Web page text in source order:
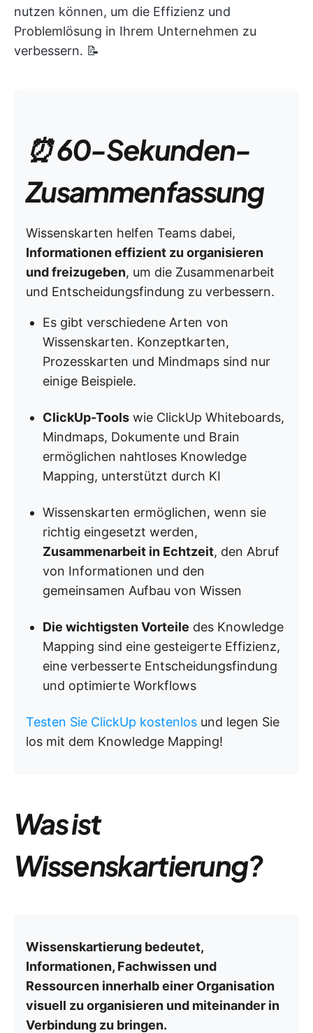
nutzen können, um die Effizienz und
Problemlösung in Ihrem Unternehmen zu
verbessern. 📝
⏰ 60-Sekunden-
Zusammenfassung
Wissenskarten helfen Teams dabei,
Informationen effizient zu organisieren
und freizugeben, um die Zusammenarbeit
und Entscheidungsfindung zu verbessern.
Es gibt verschiedene Arten von
Wissenskarten. Konzeptkarten,
Prozesskarten und Mindmaps sind nur
einige Beispiele.
ClickUp-Tools wie ClickUp Whiteboards,
Mindmaps, Dokumente und Brain
ermöglichen nahtloses Knowledge
Mapping, unterstützt durch KI
Wissenskarten ermöglichen, wenn sie
richtig eingesetzt werden,
Zusammenarbeit in Echtzeit, den Abruf
von Informationen und den
gemeinsamen Aufbau von Wissen
Die wichtigsten Vorteile des Knowledge
Mapping sind eine gesteigerte Effizienz,
eine verbesserte Entscheidungsfindung
und optimierte Workflows
Testen Sie ClickUp kostenlos und legen Sie
los mit dem Knowledge Mapping!
Was ist
Wissenskartierung?
Wissenskartierung bedeutet,
Informationen, Fachwissen und
Ressourcen innerhalb einer Organisation
visuell zu organisieren und miteinander in
Verbindung zu bringen.